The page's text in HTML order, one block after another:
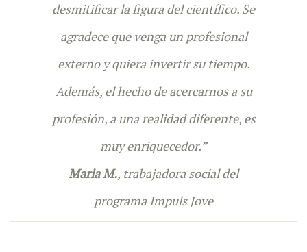
desmitificar la figura del científico. Se
agradece que venga un profesional
externo y quiera invertir su tiempo.
Además, el hecho de acercarnos a su
profesión, a una realidad diferente, es
muy enriquecedor.”
Maria M., trabajadora social del
programa Impuls Jove